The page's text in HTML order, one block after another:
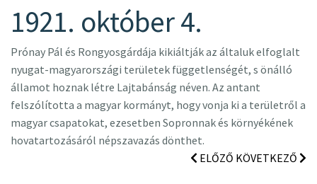
1921. október 4.
Prónay Pál és Rongyosgárdája kikiáltják az általuk elfoglalt
nyugat-magyarországi területek függetlenségét, s önálló
államot hoznak létre Lajtabánság néven. Az antant
felszólította a magyar kormányt, hogy vonja ki a területről a
magyar csapatokat, ezesetben Sopronnak és környékének
hovatartozásáról népszavazás dönthet.
ELŐZŐ KÖVETKEZŐ